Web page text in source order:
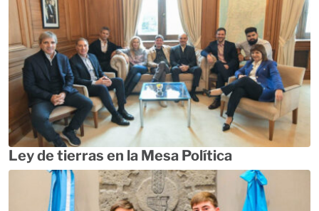
Ley de tierras en la Mesa Política